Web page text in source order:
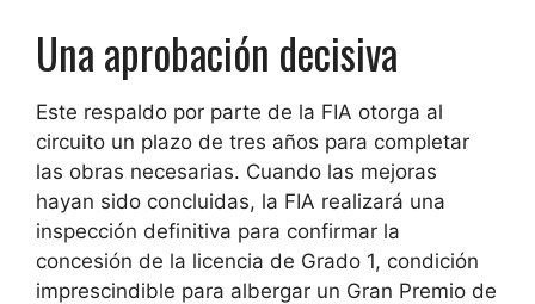
Una aprobación decisiva
Este respaldo por parte de la FIA otorga al
circuito un plazo de tres años para completar
las obras necesarias. Cuando las mejoras
hayan sido concluidas, la FIA realizará una
inspección definitiva para confirmar la
concesión de la licencia de Grado 1, condición
imprescindible para albergar un Gran Premio de